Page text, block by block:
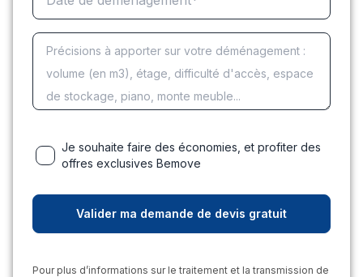
Je souhaite faire des économies, et profiter des
offres exclusives Bemove
Pour plus d’informations sur le traitement et la transmission de